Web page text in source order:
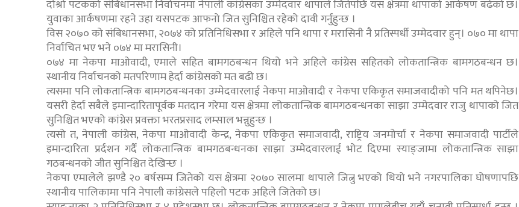
दोश्रो पटकको संबिधानसभा निर्वाचनमा नेपाली कांग्रेसका उम्मेदवार थापाले जितेपछि यस क्षेत्रमा थापाको आर्कषण बढेको छ।
युवाका आर्कषणमा रहने उहा यसपटक आफनो जित सुनिश्चित रहेको दावी गर्नुहुन्छ ।
विस २०७० को संबिधानसभा, २०७४ को प्रतिनिधिसभा र अहिले पनि थापा र मरासिनी नै प्रतिस्पर्धी उम्मेदवार हुन्। ०७० मा थापा
निर्वाचित भए भने ०७४ मा मरासिनी।
०७४ मा नेकपा माओवादी, एमाले सहित बामगठबन्धन थियो भने अहिले कांग्रेस सहितको लोकतान्त्रिक बामगठबन्धन छ।
स्थानीय निर्वाचनको मतपरिणाम हेर्दा कांग्रेसको मत बढी छ।
त्यसमा पनि लोकतान्त्रिक बामगठबन्धनका उम्मेदवारलाई नेकपा माओवादी र नेकपा एकिकृत समाजवादीको पनि मत थपिनेछ।
यसरी हेर्दा सबैले इमान्दारितापूर्वक मतदान गरेमा यस क्षेत्रमा लोकतान्त्रिक बामगठबन्धनका साझा उम्मेदवार राजु थापाको जित
सुनिश्चित भएको कांग्रेस प्रवक्ता भरतप्रसाद लम्साल भन्नुहुन्छ ।
त्यसो त, नेपाली कांग्रेस, नेकपा माओवादी केन्द्र, नेकपा एकिकृत समाजवादी, राष्ट्रिय जनमोर्चा र नेकपा समाजवादी पार्टीले
इमान्दारिता प्रर्दशन गर्दै लोकतान्त्रिक बामगठबन्धनका साझा उम्मेदवारलाई भोट दिएमा स्याङ्जामा लोकतान्त्रिक साझा
गठबन्धनको जीत सुनिश्चित देखिन्छ ।
नेकपा एमालेले झण्डै २० बर्षसम्म जितेको यस क्षेत्रमा २०७० सालमा थापाले जित्नु भएको थियो भने नगरपालिका घोषणापछि
स्थानीय पालिकामा पनि नेपाली कांग्रेसले पहिलो पटक अहिले जितेको छ।